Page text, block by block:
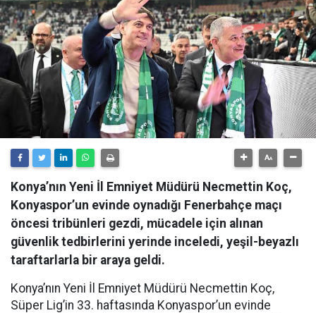
Konya’nın Yeni İl Emniyet Müdürü Necmettin Koç,
Konyaspor’un evinde oynadığı Fenerbahçe maçı
öncesi tribünleri gezdi, mücadele için alınan
güvenlik tedbirlerini yerinde inceledi, yeşil-beyazlı
taraftarlarla bir araya geldi.
Konya’nın Yeni İl Emniyet Müdürü Necmettin Koç,
Süper Lig’in 33. haftasında Konyaspor’un evinde